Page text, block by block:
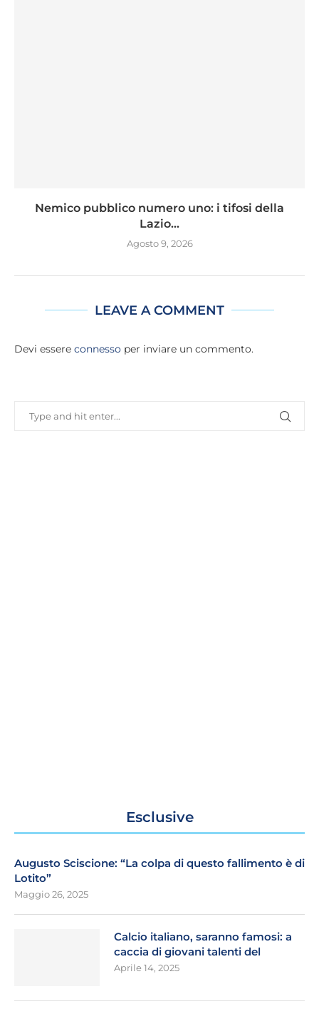
Nemico pubblico numero uno: i tifosi della
Lazio...
Agosto 9, 2026
LEAVE A COMMENT
Devi essere connesso per inviare un commento.
Esclusive
Augusto Sciscione: “La colpa di questo fallimento è di
Lotito”
Maggio 26, 2025
Calcio italiano, saranno famosi: a
caccia di giovani talenti del
Aprile 14, 2025